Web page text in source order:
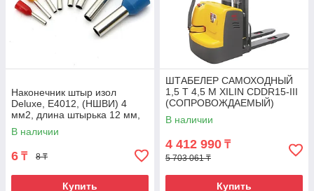
Наконечник штыр изол
Deluxe, Е4012, (НШВИ) 4
мм2, длина штырька 12 мм,
(1000 шт/упак)
В наличии
6 ₸ 8 ₸
Купить
ШТАБЕЛЕР САМОХОДНЫЙ
1,5 Т 4,5 М XILIN CDDR15-III
(СОПРОВОЖДАЕМЫЙ)
В наличии
4 412 990 ₸
5 703 061 ₸
Купить